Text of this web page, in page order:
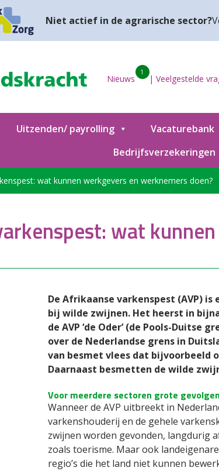
Niet actief in de agrarische sector?
Nieuws
1
| Veelgestelde
Uitzenden/ payrolling Vacaturebank
Bedrijfsverzekeringen
wat kunnen werkgevers en werknemers doen?
wat
De Afrikaanse varkenspest (AVP)
bij wilde zwijnen. Het heerst in
de AVP ‘de Oder’ (de Pools-Duitse
over de Nederlandse grens in
van besmet vlees dat bijvoorbeeld
Daarnaast besmetten de wilde
Voor meerdere sectoren grote gevolgen
Wanneer de AVP uitbreekt in
varkenshouderij en de gehele
zwijnen worden gevonden, langdurig
zoals toerisme. Maar ook
regio’s die het land niet kunnen